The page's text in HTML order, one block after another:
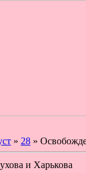
» 28 »
и Харькова